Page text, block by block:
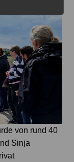
von rund 40
Sinja